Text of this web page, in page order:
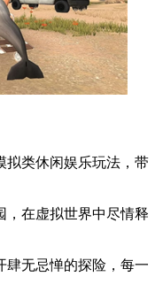
拟类休闲娱乐玩法，带
，在虚拟世界中尽情释
肆无忌惮的探险，每一